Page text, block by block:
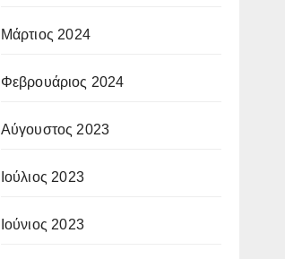
Μάρτιος 2024
Φεβρουάριος 2024
Αύγουστος 2023
Ιούλιος 2023
Ιούνιος 2023